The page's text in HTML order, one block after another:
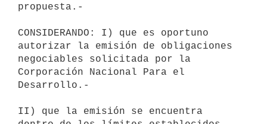
propuesta.-
CONSIDERANDO: I) que es oportuno
autorizar la emisión de obligaciones
negociables solicitada por la
Corporación Nacional Para el
Desarrollo.-
II) que la emisión se encuentra